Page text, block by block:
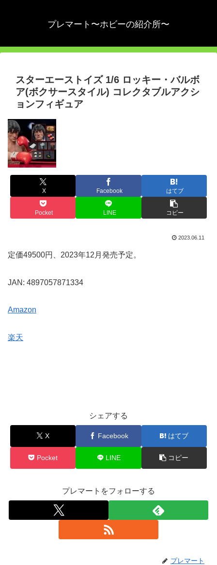
プレマート〜ホビーの紹介所〜
スターエーストイズ 1/6 ロッキー・バルボ
ア(ボクサースタイル) コレクタブルアクシ
ョンフィギュア
X Facebook はてブ
Pocket LINE コピー
2023.06.11
定価49500円、2023年12月発売予定。
JAN: 4897057871334
Amazon
楽天
シェアする
X Facebook はてブ
Pocket LINE コピー
プレマートをフォローする
プレマート